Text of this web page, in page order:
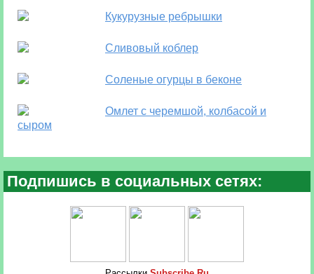
Кукурузные ребрышки
Сливовый коблер
Соленые огурцы в беконе
Омлет с черемшой, колбасой и
сыром
Подпишись в социальных сетях: